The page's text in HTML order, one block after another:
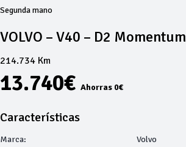
Segunda mano
VOLVO – V40 – D2 Momentum
214.734 Km
13.740€ Ahorras 0€
Características
Marca: Volvo